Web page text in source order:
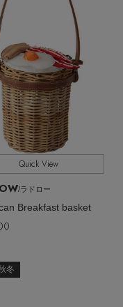
ルに
ットケース
すべて
全ての価格
Quick View
/ラドロー
Breakfast basket
冬